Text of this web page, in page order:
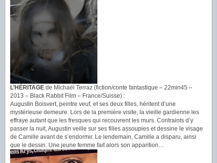
L’HÉRITAGE de Michaël Terraz (fiction/conte fantastique – 22min45 –
2013 – Black Rabbit Film – France/Suisse) :
Augustin Boisvert, peintre veuf, et ses deux filles, héritent d’une
mystérieuse demeure. Lors de la première visite, la vieille gardienne les
effraye autant que les fresques qui recouvrent les murs. Contraints d’y
passer la nuit, Augustin veille sur ses filles assoupies et dessine le visage
de Camille avant de s’endormir. Le lendemain, Camille a disparu, ainsi
que le dessin. Une jeune femme fait alors son apparition…